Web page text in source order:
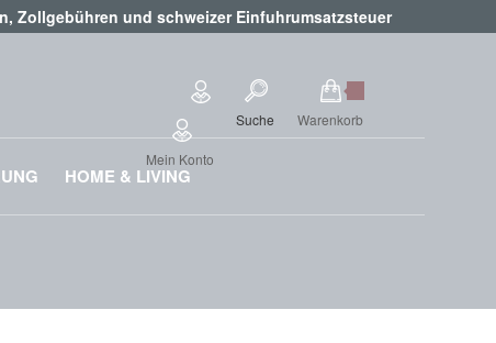
Zollgebühren und schweizer Einfuhrumsatzsteuer
Warenkorb
Suche
Mein Konto
HOME & LIVING